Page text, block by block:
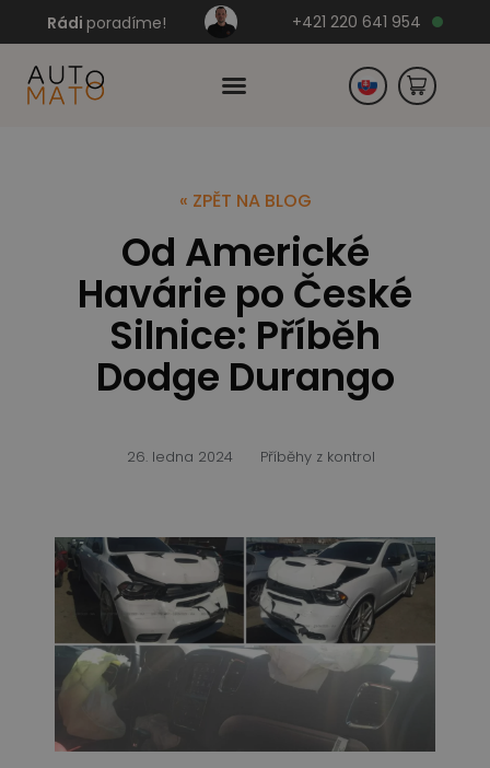
Rádi poradíme! +421 220 641 954
« ZPĚT NA BLOG
Od Americké
Havárie po České
Silnice: Příběh
Dodge Durango
26. ledna 2024 Příběhy z kontrol